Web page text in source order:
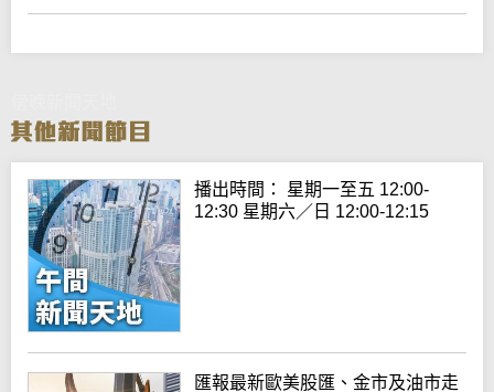
播出時間： 星期一至五 12:00-
12:30 星期六／日 12:00-12:15
匯報最新歐美股匯、金市及油市走